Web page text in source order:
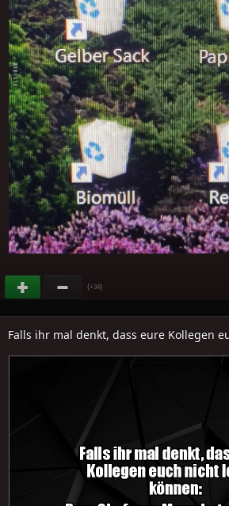
(+34)
Falls ihr mal denkt, dass eure Kollegen